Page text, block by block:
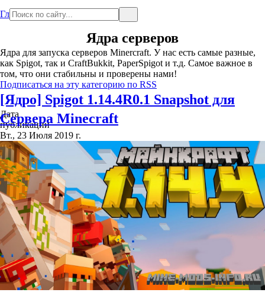
Главная
Ядра серверов
Ядра для запуска серверов Minercraft. У нас есть самые разные,
как Spigot, так и CraftBukkit, PaperSpigot и т.д. Самое важное в
том, что они стабильны и проверены нами!
Подписаться на эту категорию по RSS
[Ядро] Spigot 1.14.4R0.1 Snapshot для
Сервера Minecraft
Дата
публикации
Вт., 23 Июля 2019 г.